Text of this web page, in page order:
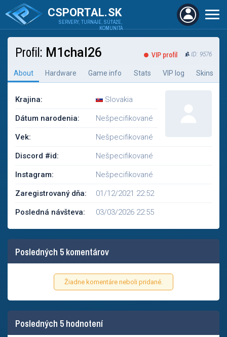
CSPORTAL.SK
SERVERY, TURNAJE, SÚŤAŽE,
KOMUNITA
Profil: M1chal26 VIP profil ID: 9576
About Hardware Game info Stats VIP log Skins
Krajina: Slovakia
Dátum narodenia: Nešpecifikované
Vek: Nešpecifikované
Discord #id: Nešpecifikované
Instagram: Nešpecifikované
Zaregistrovaný dňa: 01/12/2021 22:52
Posledná návšteva: 03/03/2026 22:55
Posledných 5 komentárov
Žiadne komentáre neboli pridané.
Posledných 5 hodnotení